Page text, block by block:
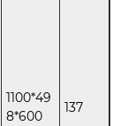
1100*49
8*600
137